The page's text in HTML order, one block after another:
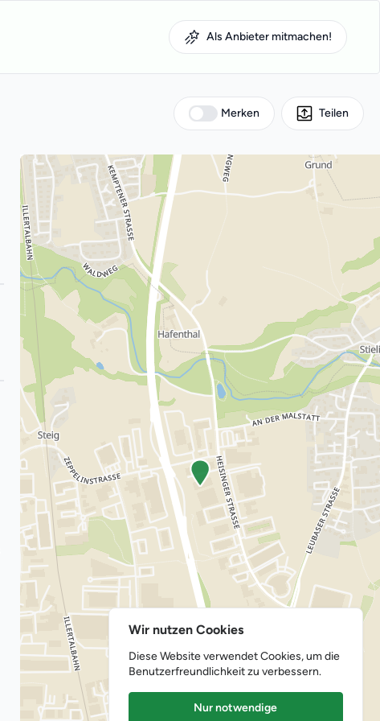
Als Anbieter mitmachen!
Merken Teilen
Wir nutzen Cookies
Diese Website verwendet Cookies, um die
Benutzerfreundlichkeit zu verbessern.
Nur notwendige